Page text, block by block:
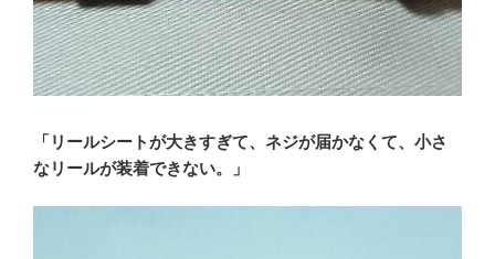
「リールシートが大きすぎて、ネジが届かなくて、小さ
なリールが装着できない。」